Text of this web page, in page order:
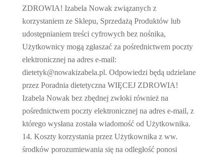
ZDROWIA! Izabela Nowak związanych z
korzystaniem ze Sklepu, Sprzedażą Produktów lub
udostępnianiem treści cyfrowych bez nośnika,
Użytkownicy mogą zgłaszać za pośrednictwem poczty
elektronicznej na adres e-mail:
dietetyk@nowakizabela.pl. Odpowiedzi będą udzielane
przez Poradnia dietetyczna WIĘCEJ ZDROWIA!
Izabela Nowak bez zbędnej zwłoki również na
pośrednictwem poczty elektronicznej na adres e-mail, z
którego wysłana została wiadomość od Użytkownika.
Koszty korzystania przez Użytkownika z ww.
środków porozumiewania się na odległość ponosi